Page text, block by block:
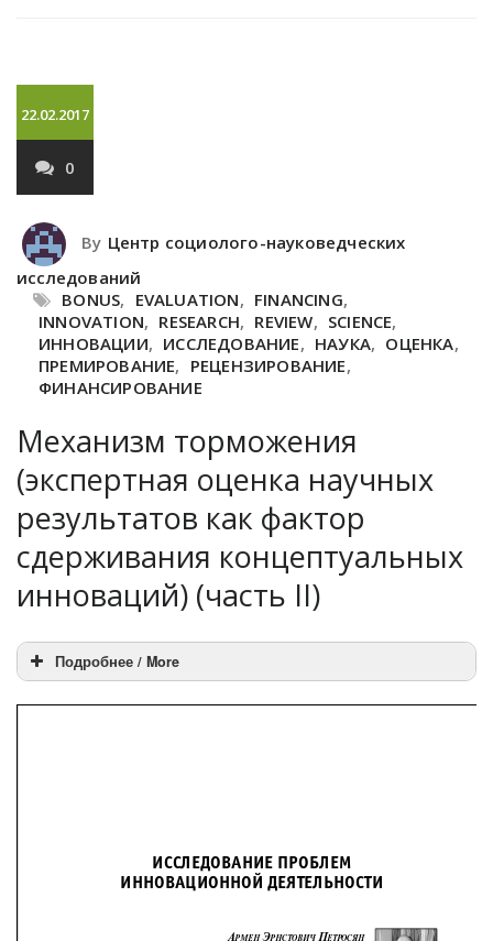
22.02.2017
0
By Центр социолого-науковедческих
исследований
BONUS, EVALUATION, FINANCING,
INNOVATION, RESEARCH, REVIEW, SCIENCE,
ИННОВАЦИИ, ИССЛЕДОВАНИЕ, НАУКА, ОЦЕНКА,
ПРЕМИРОВАНИЕ, РЕЦЕНЗИРОВАНИЕ,
ФИНАНСИРОВАНИЕ
Механизм торможения
(экспертная оценка научных
результатов как фактор
сдерживания концептуальных
инноваций) (часть II)
Подробнее / More